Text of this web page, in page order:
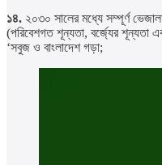
১৪. ২০৩০ সালের মধ্যে সম্পূর্ণ
(পরিবেশগত শূন্যতা, বর্জ্যের শূন্যতা
‘সবুজ ও বাংলাদেশ গড়া;